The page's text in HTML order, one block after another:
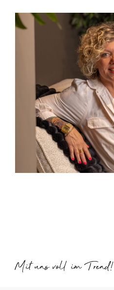
Mit uns voll im Trend!